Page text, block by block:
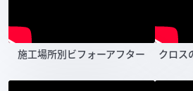
施工場所別ビフォーアフター
クロス